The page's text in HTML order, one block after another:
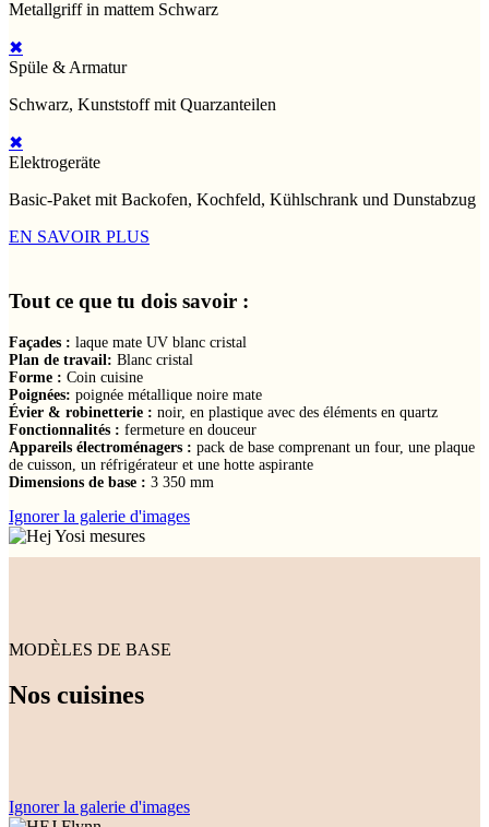
Metallgriff in mattem Schwarz
✖
Spüle & Armatur
Schwarz, Kunststoff mit Quarzanteilen
✖
Elektrogeräte
Basic-Paket mit Backofen, Kochfeld, Kühlschrank und Dunstabzug
EN SAVOIR PLUS
Tout ce que tu dois savoir :
Façades : laque mate UV blanc cristal
Plan de travail: Blanc cristal
Forme : Coin cuisine
Poignées: poignée métallique noire mate
Évier & robinetterie : noir, en plastique avec des éléments en quartz
Fonctionnalités : fermeture en douceur
Appareils électroménagers : pack de base comprenant un four, une plaque
de cuisson, un réfrigérateur et une hotte aspirante
Dimensions de base : 3 350 mm
Ignorer la galerie d'images
MODÈLES DE BASE
Nos cuisines
Ignorer la galerie d'images